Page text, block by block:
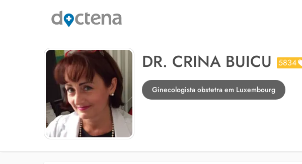
DR. CRINA BUICU 5834
Ginecologista obstetra em Luxembourg